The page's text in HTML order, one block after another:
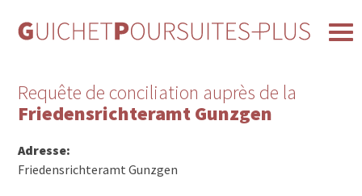
Requête de conciliation auprès de la
Friedensrichteramt Gunzgen
Adresse:
Friedensrichteramt Gunzgen